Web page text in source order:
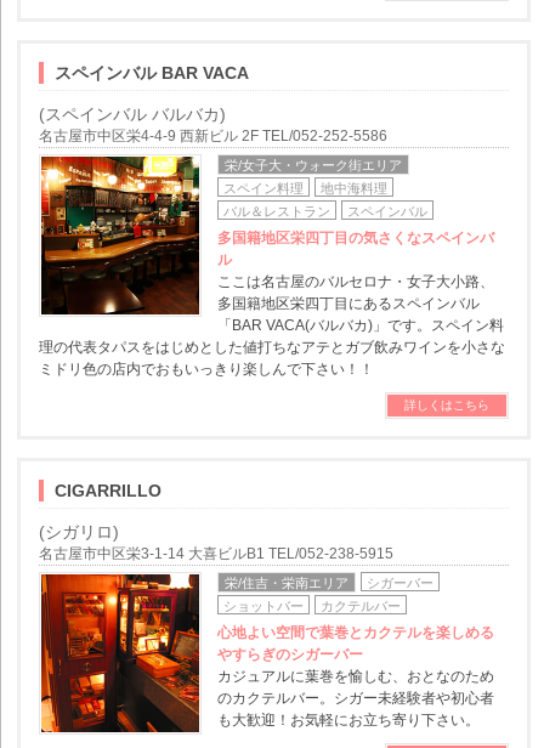
スペインバル BAR VACA
(スペインバル バルバカ)
名古屋市中区栄4-4-9 西新ビル 2F TEL/052-252-5586
栄/女子大・ウォーク街エリア
スペイン料理
地中海料理
バル＆レストラン
スペインバル
多国籍地区栄四丁目の気さくなスペインバ
ル
ここは名古屋のバルセロナ・女子大小路、
多国籍地区栄四丁目にあるスペインバル
「BAR VACA(バルバカ)」です。スペイン料
理の代表タパスをはじめとした値打ちなアテとガブ飲みワインを小さな
ミドリ色の店内でおもいっきり楽しんで下さい！！
詳しくはこちら
CIGARRILLO
(シガリロ)
名古屋市中区栄3-1-14 大喜ビルB1 TEL/052-238-5915
栄/住吉・栄南エリア
シガーバー
ショットバー
カクテルバー
心地よい空間で葉巻とカクテルを楽しめる
やすらぎのシガーバー
カジュアルに葉巻を愉しむ、おとなのため
のカクテルバー。シガー未経験者や初心者
も大歓迎！お気軽にお立ち寄り下さい。